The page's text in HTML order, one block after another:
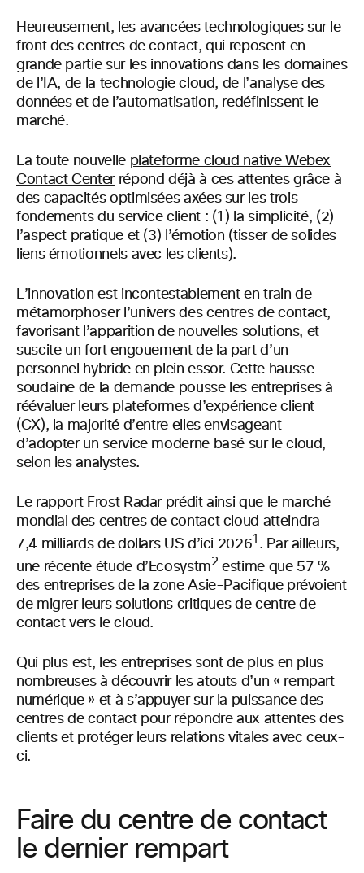
Heureusement, les avancées technologiques sur le
front des centres de contact, qui reposent en
grande partie sur les innovations dans les domaines
de l’IA, de la technologie cloud, de l’analyse des
données et de l’automatisation, redéfinissent le
marché.
La toute nouvelle plateforme cloud native Webex
Contact Centerrépond déjà à ces attentes grâce à
des capacités optimisées axées sur les trois
fondements du service client : (1) la simplicité, (2)
l’aspect pratique et (3) l’émotion (tisser de solides
liens émotionnels avec les clients).
L’innovation est incontestablement en train de
métamorphoser l’univers des centres de contact,
favorisant l’apparition de nouvelles solutions, et
suscite un fort engouement de la part d’un
personnel hybride en plein essor. Cette hausse
soudaine de la demande pousse les entreprises à
réévaluer leurs plateformes d’expérience client
(CX), la majorité d’entre elles envisageant
d’adopter un service moderne basé sur le cloud,
selon les analystes.
Le rapport Frost Radar prédit ainsi que le marché
mondial des centres de contact cloud atteindra
7,4 milliards de dollars US d’ici 20261 . Par ailleurs,
une récente étude d’Ecosystm2 estime que 57 %
des entreprises de la zone Asie-Pacifique prévoient
de migrer leurs solutions critiques de centre de
contact vers le cloud.
Qui plus est, les entreprises sont de plus en plus
nombreuses à découvrir les atouts d’un « rempart
numérique » et à s’appuyer sur la puissance des
centres de contact pour répondre aux attentes des
clients et protéger leurs relations vitales avec ceux-
ci.
Faire du centre de contact
le dernier rempart